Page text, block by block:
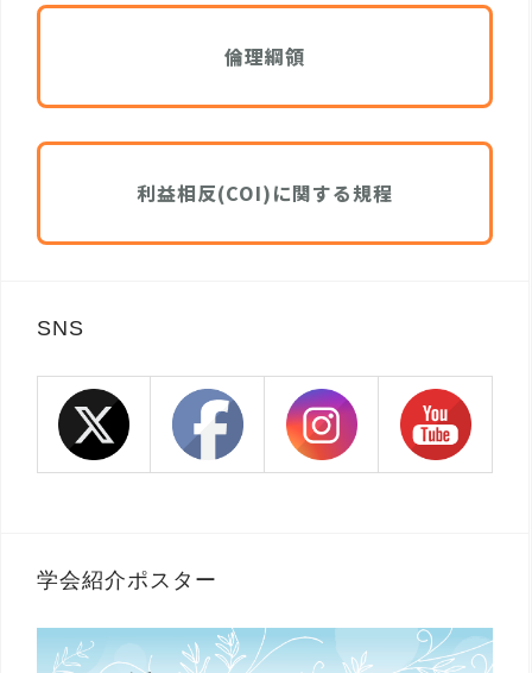
倫理綱領
利益相反(COI)に関する規程
SNS
学会紹介ポスター